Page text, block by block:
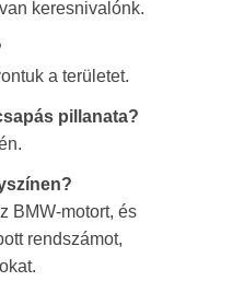
keresnivalónk.
a területet.
pillanata?
BMW-motort, és
rendszámot,